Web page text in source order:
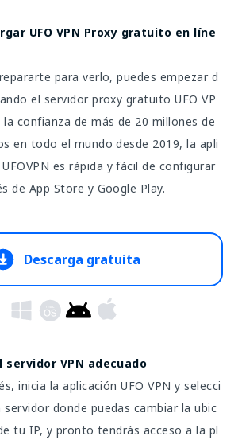
UFO VPN Proxy gratuito en líne
para verlo, puedes empezar d
el servidor proxy gratuito UFO VP
la confianza de más de 20 millones de
en todo el mundo desde 2019, la apli
es rápida y fácil de configurar
de App Store y Google Play.
Descarga gratuita
servidor VPN adecuado
inicia la aplicación UFO VPN y selecci
servidor donde puedas cambiar la ubic
tu IP, y pronto tendrás acceso a la pl